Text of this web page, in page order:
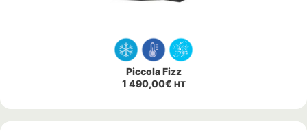
Piccola Fizz
1 490,00€ HT